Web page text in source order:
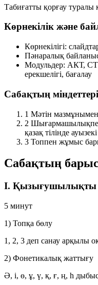
Табиғатты қорғау туралы
Көрнекілік және
Көрнекілігі:
Пәнаралық
Модульдер: АКТ,
ерекшелігі, бағалау
Сабақтың міндеттері
1 Мәтін мазмұнымен
2 Шығармашылықпен
қазақ тілінде
3 Топпен жұмыс
Сабақтың
I. Қызығушылықты
5 минут
1) Топқа бөлу
1, 2, 3 деп санау арқылы
2) Фонетикалық жаттығу
Ә, і, ө, ұ, ү, қ, ғ, ң, һ